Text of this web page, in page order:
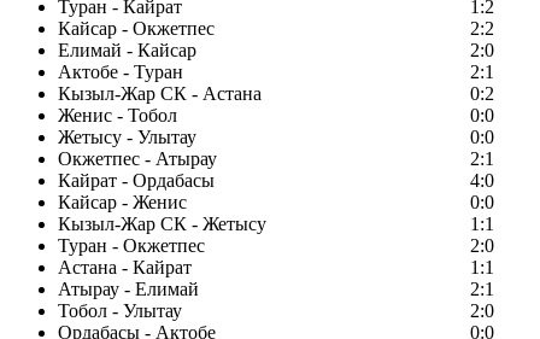
Туран - Кайрат
1:2
Кайсар - Окжетпес
2:2
Елимай - Кайсар
2:0
Актобе - Туран
2:1
Кызыл-Жар СК - Астана
0:2
Женис - Тобол
0:0
Жетысу - Улытау
0:0
Окжетпес - Атырау
2:1
Кайрат - Ордабасы
4:0
Кайсар - Женис
0:0
Кызыл-Жар СК - Жетысу
1:1
Туран - Окжетпес
2:0
Астана - Кайрат
1:1
Атырау - Елимай
2:1
Тобол - Улытау
2:0
Ордабасы - Актобе
0:0